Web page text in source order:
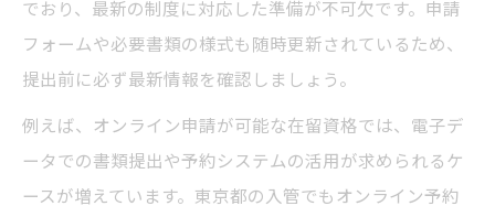
でおり、最新の制度に対応した準備が不可欠です。申請
フォームや必要書類の様式も随時更新されているため、
提出前に必ず最新情報を確認しましょう。
例えば、オンライン申請が可能な在留資格では、電子デ
ータでの書類提出や予約システムの活用が求められるケ
ースが増えています。東京都の入管でもオンライン予約